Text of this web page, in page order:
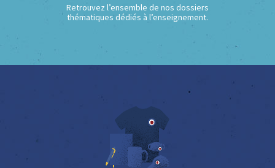
Retrouvez l’ensemble de nos dossiers
thématiques dédiés à l’enseignement.